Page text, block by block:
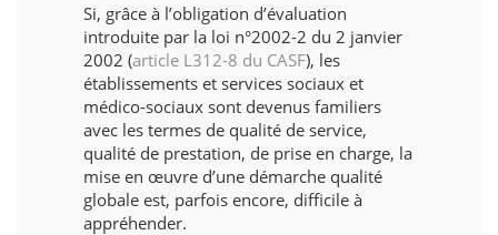
A propos
Actualités
Contact
Si, grâce à l’obligation d’évaluation
introduite par la loi n°2002-2 du 2 janvier
2002 (article L312-8 du CASF), les
établissements et services sociaux et
médico-sociaux sont devenus familiers
avec les termes de qualité de service,
qualité de prestation, de prise en charge, la
mise en œuvre d’une démarche qualité
globale est, parfois encore, difficile à
appréhender.